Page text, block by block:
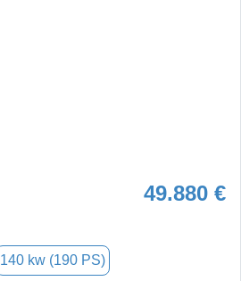
49.880 €
140 kw (190 PS)